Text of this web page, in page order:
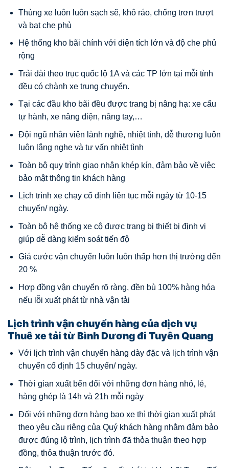
Thùng xe luôn luôn sạch sẽ, khô ráo, chống trơn trượt
và bạt che phủ
Hệ thống kho bãi chính với diện tích lớn và độ che phủ
rộng
Trải dài theo trục quốc lộ 1A và các TP lớn tại mỗi tỉnh
đều có chành xe trung chuyển.
Tại các đầu kho bãi đều được trang bị nâng hạ: xe cẩu
tự hành, xe nâng điện, nâng tay,…
Đội ngũ nhân viên lành nghề, nhiệt tình, dễ thương luôn
luôn lắng nghe và tư vấn nhiệt tình
Toàn bộ quy trình giao nhận khép kín, đảm bảo về việc
bảo mật thông tin khách hàng
Lịch trình xe chạy cố định liên tục mỗi ngày từ 10-15
chuyến/ ngày.
Toàn bộ hệ thống xe cộ được trang bị thiết bị định vị
giúp dễ dàng kiểm soát tiến độ
Giá cước vận chuyển luôn luôn thấp hơn thị trường đến
20 %
Hợp đồng vận chuyển rõ ràng, đền bù 100% hàng hóa
nếu lỗi xuất phát từ nhà vận tải
Lịch trình vận chuyển hàng của dịch vụ
Thuê xe tải từ Bình Dương đi Tuyên Quang
Với lịch trình vận chuyển hàng dày đặc và lịch trình vận
chuyển cố định 15 chuyến/ ngày.
Thời gian xuất bến đối với những đơn hàng nhỏ, lẻ,
hàng ghép là 14h và 21h mỗi ngày
Đối với những đơn hàng bao xe thì thời gian xuất phát
theo yêu cầu riêng của Quý khách hàng nhằm đảm bảo
được đúng lộ trình, lịch trình đã thỏa thuận theo hợp
đồng, thỏa thuận trước đó.